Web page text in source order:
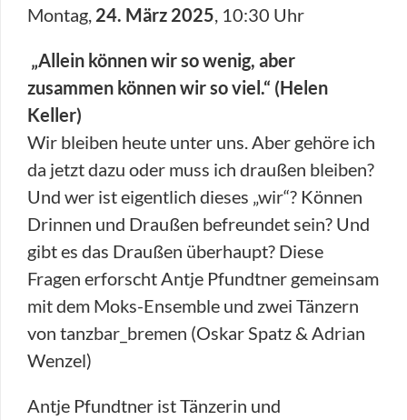
Montag, 24. März 2025, 10:30 Uhr
„Allein können wir so wenig, aber
zusammen können wir so viel.“ (Helen
Keller)
Wir bleiben heute unter uns. Aber gehöre ich
da jetzt dazu oder muss ich draußen bleiben?
Und wer ist eigentlich dieses „wir“? Können
Drinnen und Draußen befreundet sein? Und
gibt es das Draußen überhaupt? Diese
Fragen erforscht Antje Pfundtner gemeinsam
mit dem Moks-Ensemble und zwei Tänzern
von tanzbar_bremen (Oskar Spatz & Adrian
Wenzel)
Antje Pfundtner ist Tänzerin und